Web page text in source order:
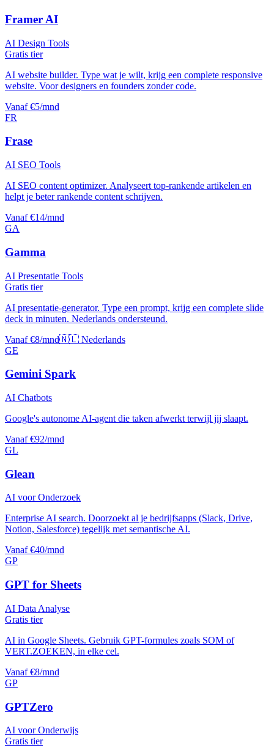
Framer AI
AI Design Tools
Gratis tier
AI website builder. Type wat je wilt, krijg een complete responsive
website. Voor designers en founders zonder code.
Vanaf €5/mnd
FR
Frase
AI SEO Tools
AI SEO content optimizer. Analyseert top-rankende artikelen en
helpt je beter rankende content schrijven.
Vanaf €14/mnd
GA
Gamma
AI Presentatie Tools
Gratis tier
AI presentatie-generator. Type een prompt, krijg een complete slide
deck in minuten. Nederlands ondersteund.
Vanaf €8/mnd🇳🇱 Nederlands
GE
Gemini Spark
AI Chatbots
Google's autonome AI-agent die taken afwerkt terwijl jij slaapt.
Vanaf €92/mnd
GL
Glean
AI voor Onderzoek
Enterprise AI search. Doorzoekt al je bedrijfsapps (Slack, Drive,
Notion, Salesforce) tegelijk met semantische AI.
Vanaf €40/mnd
GP
GPT for Sheets
AI Data Analyse
Gratis tier
AI in Google Sheets. Gebruik GPT-formules zoals SOM of
VERT.ZOEKEN, in elke cel.
Vanaf €8/mnd
GP
GPTZero
AI voor Onderwijs
Gratis tier